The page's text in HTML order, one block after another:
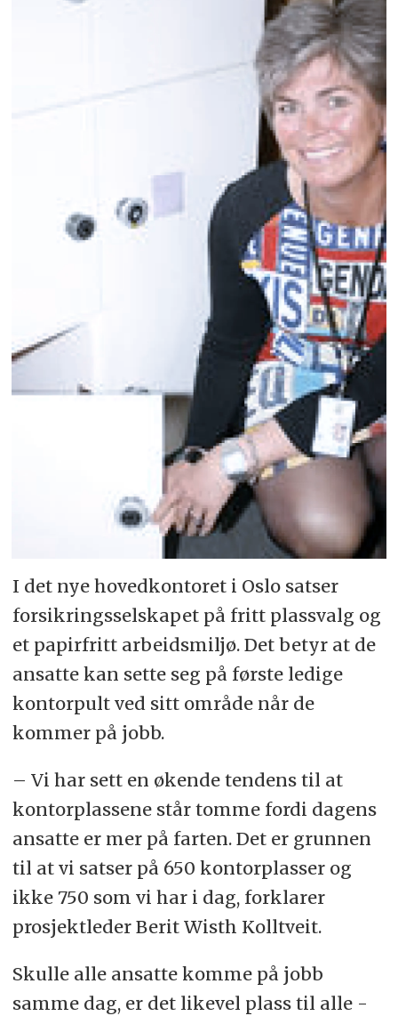
I det nye hovedkontoret i Oslo satser
forsikringsselskapet på fritt plassvalg og
et papirfritt arbeidsmiljø. Det betyr at de
ansatte kan sette seg på første ledige
kontorpult ved sitt område når de
kommer på jobb.
– Vi har sett en økende tendens til at
kontorplassene står tomme fordi dagens
ansatte er mer på farten. Det er grunnen
til at vi satser på 650 kontorplasser og
ikke 750 som vi har i dag, forklarer
prosjektleder Berit Wisth Kolltveit.
Skulle alle ansatte komme på jobb
samme dag, er det likevel plass til alle -